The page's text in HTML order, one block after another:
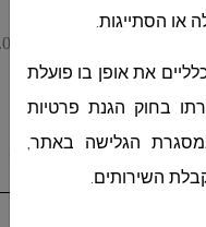
רכישת מסמכי המכרז .
או הסתייגות.
את אופן בו פועלת
בחוק הגנת פרטיות
במסגרת הגלישה באתר,
השירותים.